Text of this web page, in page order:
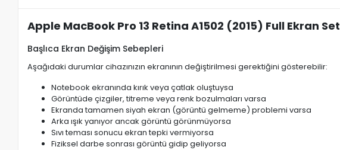
Apple MacBook Pro 13 Retina A1502 (2015) Full Ekran Set
Başlıca Ekran Değişim Sebepleri
Aşağıdaki durumlar cihazınızın ekranının değiştirilmesi gerektiğini gösterebilir:
Notebook ekranında kırık veya çatlak oluştuysa
Görüntüde çizgiler, titreme veya renk bozulmaları varsa
Ekranda tamamen siyah ekran (görüntü gelmeme) problemi varsa
Arka ışık yanıyor ancak görüntü görünmüyorsa
Sıvı teması sonucu ekran tepki vermiyorsa
Fiziksel darbe sonrası görüntü gidip geliyorsa